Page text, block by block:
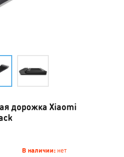
дорожка Xiaomi
В наличии: нет